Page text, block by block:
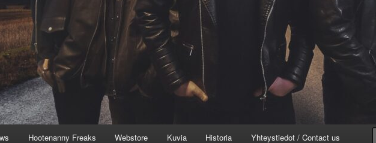
Hootenanny Freaks Webstore Kuvia Historia Yhteystiedot / Contact us